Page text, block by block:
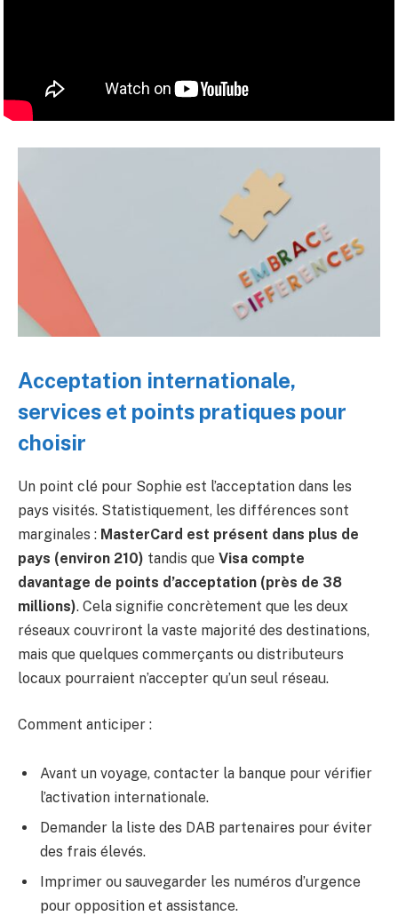
Acceptation internationale,
services et points pratiques pour
choisir
Un point clé pour Sophie est l’acceptation dans les
pays visités. Statistiquement, les différences sont
marginales : MasterCard est présent dans plus de
pays (environ 210) tandis que Visa compte
davantage de points d’acceptation (près de 38
millions). Cela signifie concrètement que les deux
réseaux couvriront la vaste majorité des destinations,
mais que quelques commerçants ou distributeurs
locaux pourraient n’accepter qu’un seul réseau.
Comment anticiper :
Avant un voyage, contacter la banque pour vérifier
l’activation internationale.
Demander la liste des DAB partenaires pour éviter
des frais élevés.
Imprimer ou sauvegarder les numéros d’urgence
pour opposition et assistance.